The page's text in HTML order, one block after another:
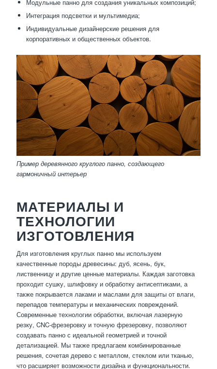
Модульные панно для создания уникальных композиций;
Интеграция подсветки и мультимедиа;
Индивидуальные дизайнерские решения для
корпоративных и общественных объектов.
Пример деревянного круглого панно, создающего
гармоничный интерьер
МАТЕРИАЛЫ И
ТЕХНОЛОГИИ
ИЗГОТОВЛЕНИЯ
Для изготовления круглых панно мы используем
качественные породы древесины: дуб, ясень, бук,
лиственницу и другие ценные материалы. Каждая заготовка
проходит сушку, шлифовку и обработку антисептиками, а
также покрывается лаками и маслами для защиты от влаги,
перепадов температуры и механических повреждений.
Современные технологии обработки, включая лазерную
резку, CNC-фрезеровку и точную фрезеровку, позволяют
создавать панно с идеальной геометрией и точной
детализацией. Мы также предлагаем комбинированные
решения, сочетая дерево с металлом, стеклом или тканью,
что расширяет возможности дизайна и функциональности.